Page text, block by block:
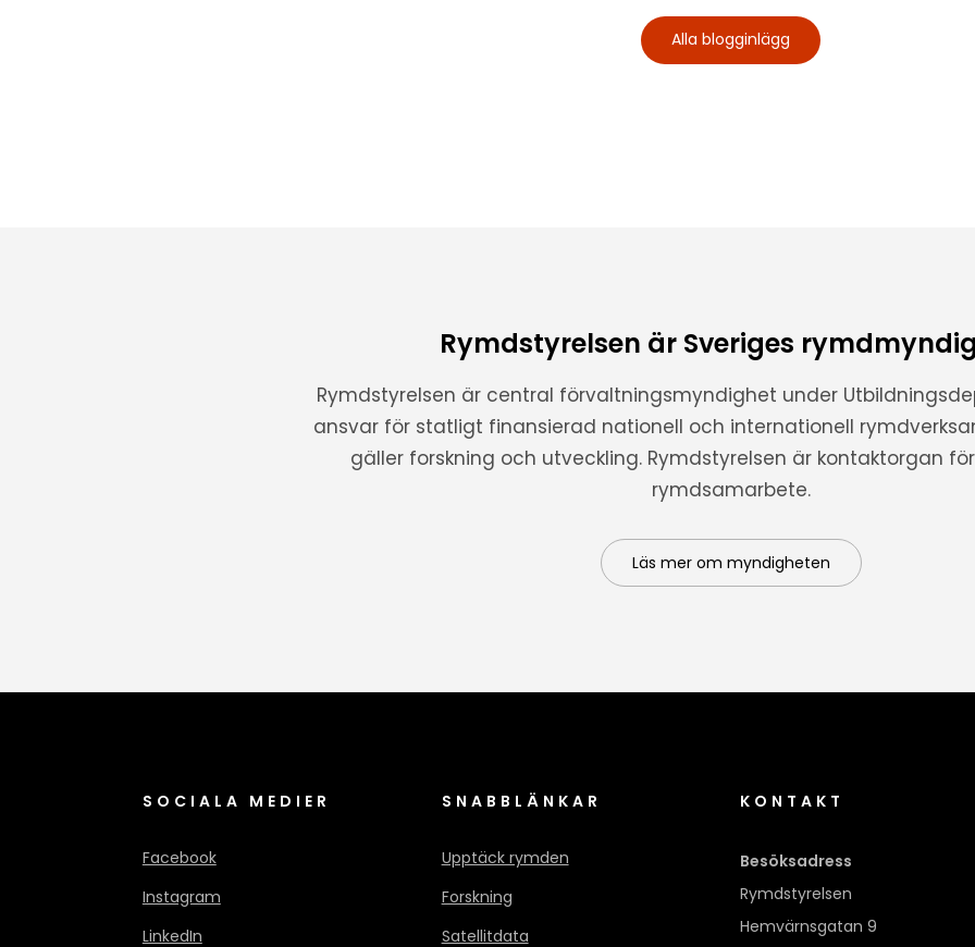
Alla blogginlägg
Rymdstyrelsen är Sveriges
Rymdstyrelsen är central förvaltningsmyndighet under
ansvar för statligt finansierad nationell och internationell
gäller forskning och utveckling. Rymdstyrelsen är kontaktorgan
rymdsamarbete.
Läs mer om myndigheten
SOCIALA MEDIER
Facebook
Instagram
LinkedIn
SNABBLÄNKAR
Upptäck rymden
Forskning
Satellitdata
KONTAKT
Besöksadress
Rymdstyrelsen
Hemvärnsgatan 9